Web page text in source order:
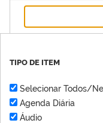
TIPO DE ITEM
Selecionar Todos/
Agenda Diária
Áudio